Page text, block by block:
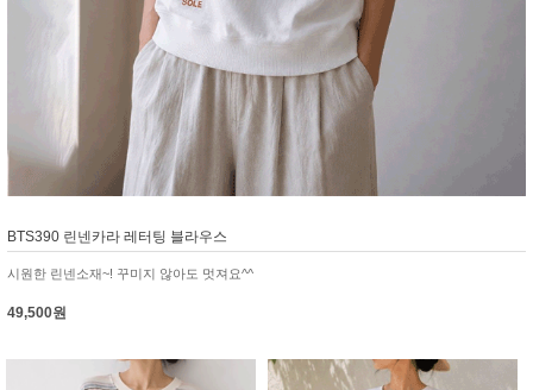
BTS390 린넨카라 레터팅 블라우스
시원한 린넨소재~! 꾸미지 않아도 멋져요^^
49,500원